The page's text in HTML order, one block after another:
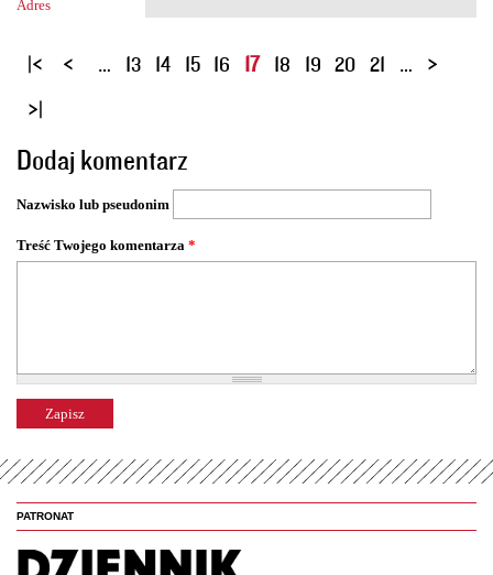
Adres
S
o
n
y
… 13 14 15 16 17 18 19 20 21 …
Dodaj komentarz
Nazwisko lub pseudonim
Treść Twojego komentarza *
PATRONAT